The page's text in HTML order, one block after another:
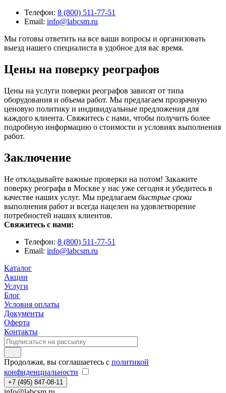
Телефон: 8 (800) 511-77-51
Email: info@labcsm.ru
Мы готовы ответить на все ваши вопросы и организовать
выезд нашего специалиста в удобное для вас время.
Цены на поверку реографов
Цены на услуги поверки реографов зависят от типа
оборудования и объема работ. Мы предлагаем прозрачную
ценовую политику и индивидуальные предложения для
каждого клиента. Свяжитесь с нами, чтобы получить более
подробную информацию о стоимости и условиях выполнения
работ.
Заключение
Не откладывайте важные проверки на потом! Закажите
поверку реографа в Москве у нас уже сегодня и убедитесь в
качестве наших услуг. Мы предлагаем быстрые сроки
выполнения работ и всегда нацелен на удовлетворение
потребностей наших клиентов.
Свяжитесь с нами:
Телефон: 8 (800) 511-77-51
Email: info@labcsm.ru
Каталог
Акции
Услуги
Блог
Условия оплаты
Документы
Оферта
Контакты
Продолжая, вы соглашаетесь с политикой
конфиденциальности
+7 (495) 847-08-11